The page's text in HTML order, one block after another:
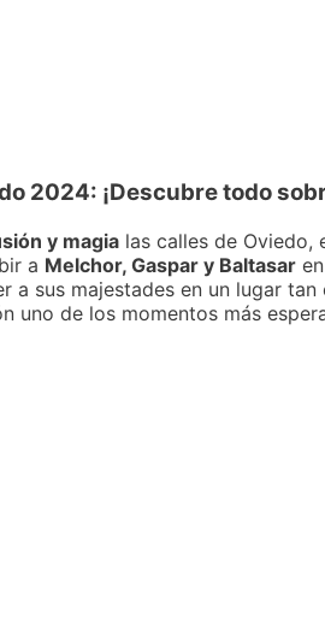
2024: ¡Descubre todo
y magia las calles de Oviedo,
a Melchor, Gaspar y Baltasar
sus majestades en un lugar
uno de los momentos más